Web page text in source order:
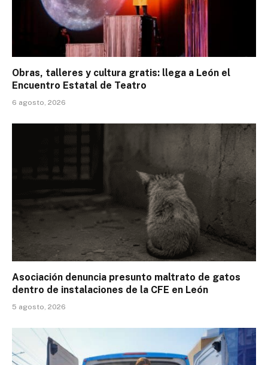
Obras, talleres y cultura gratis: llega a León el
Encuentro Estatal de Teatro
6 agosto, 2026
Asociación denuncia presunto maltrato de gatos
dentro de instalaciones de la CFE en León
5 agosto, 2026